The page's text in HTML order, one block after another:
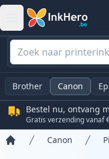
Brother Canon
Bestel nu, ontvang
Gratis verzending vanaf
Canon